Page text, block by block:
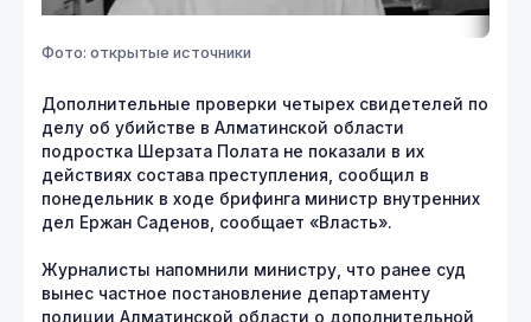
Фото: открытые источники
Дополнительные проверки четырех свидетелей по
делу об убийстве в Алматинской области
подростка Шерзата Полата не показали в их
действиях состава преступления, сообщил в
понедельник в ходе брифинга министр внутренних
дел Ержан Саденов, сообщает «Власть».
Журналисты напомнили министру, что ранее суд
вынес частное постановление департаменту
полиции Алматинской области о дополнительной